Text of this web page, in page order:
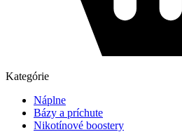
Kategórie
Náplne
Bázy a príchute
Nikotínové boostery